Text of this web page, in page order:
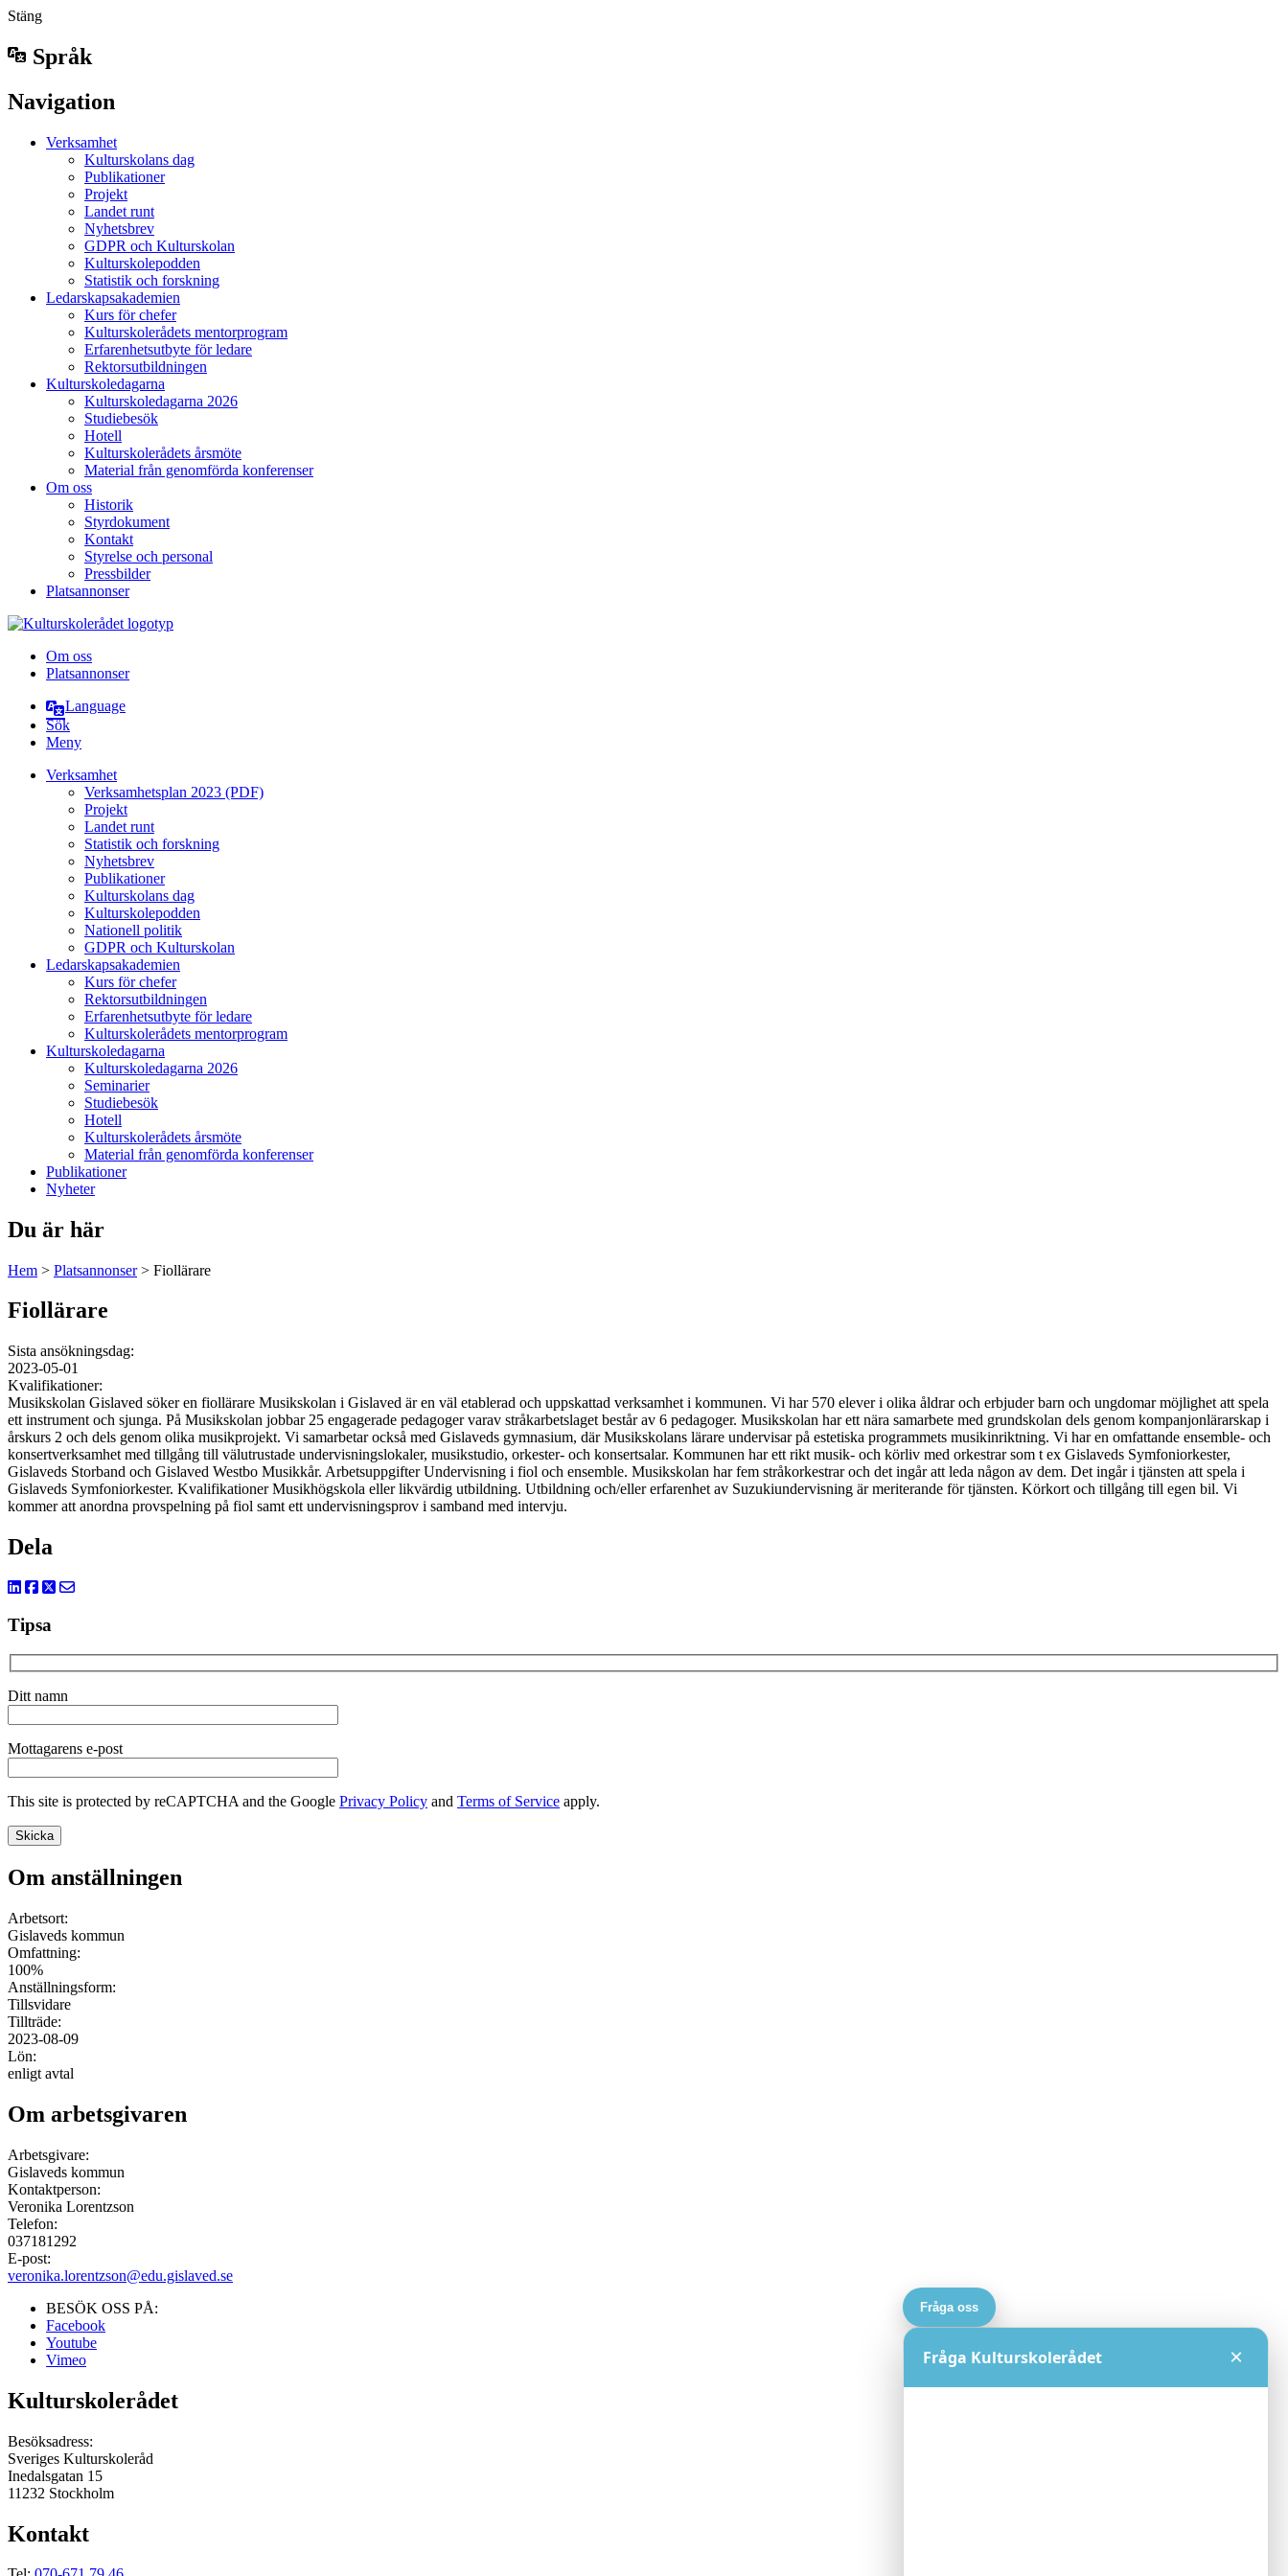
Stäng
Språk
Navigation
Verksamhet
Kulturskolans dag
Publikationer
Projekt
Landet runt
Nyhetsbrev
GDPR och Kulturskolan
Kulturskolepodden
Statistik och forskning
Ledarskapsakademien
Kurs för chefer
Kulturskolerådets mentorprogram
Erfarenhetsutbyte för ledare
Rektorsutbildningen
Kulturskoledagarna
Kulturskoledagarna 2026
Studiebesök
Hotell
Kulturskolerådets årsmöte
Material från genomförda konferenser
Om oss
Historik
Styrdokument
Kontakt
Styrelse och personal
Pressbilder
Platsannonser
Hoppa till innehållet
Om oss
Platsannonser
Language
Sök
Meny
Verksamhet
Verksamhetsplan 2023 (PDF)
Projekt
Landet runt
Statistik och forskning
Nyhetsbrev
Publikationer
Kulturskolans dag
Kulturskolepodden
Nationell politik
GDPR och Kulturskolan
Ledarskapsakademien
Kurs för chefer
Rektorsutbildningen
Erfarenhetsutbyte för ledare
Kulturskolerådets mentorprogram
Kulturskoledagarna
Kulturskoledagarna 2026
Seminarier
Studiebesök
Hotell
Kulturskolerådets årsmöte
Material från genomförda konferenser
Publikationer
Nyheter
Du är här
Hem > Platsannonser> Fiollärare
Fiollärare
Sista ansökningsdag:
2023-05-01
Kvalifikationer:
Musikskolan Gislaved söker en fiollärare Musikskolan i Gislaved är en väl etablerad och uppskattad verksamhet i kommunen. Vi har 570 elever i olika åldrar och erbjuder barn och ungdomar möjlighet att spela
ett instrument och sjunga. På Musikskolan jobbar 25 engagerade pedagoger varav stråkarbetslaget består av 6 pedagoger. Musikskolan har ett nära samarbete med grundskolan dels genom kompanjonlärarskap i
årskurs 2 och dels genom olika musikprojekt. Vi samarbetar också med Gislaveds gymnasium, där Musikskolans lärare undervisar på estetiska programmets musikinriktning. Vi har en omfattande ensemble- och
konsertverksamhet med tillgång till välutrustade undervisningslokaler, musikstudio, orkester- och konsertsalar. Kommunen har ett rikt musik- och körliv med orkestrar som t ex Gislaveds Symfoniorkester,
Gislaveds Storband och Gislaved Westbo Musikkår. Arbetsuppgifter Undervisning i fiol och ensemble. Musikskolan har fem stråkorkestrar och det ingår att leda någon av dem. Det ingår i tjänsten att spela i
Gislaveds Symfoniorkester. Kvalifikationer Musikhögskola eller likvärdig utbildning. Utbildning och/eller erfarenhet av Suzukiundervisning är meriterande för tjänsten. Körkort och tillgång till egen bil. Vi
kommer att anordna provspelning på fiol samt ett undervisningsprov i samband med intervju.
Dela
Tipsa
Ditt namn
Mottagarens e-post
This site is protected by reCAPTCHA and the Google Privacy Policy and Terms of Service apply.
Om anställningen
Arbetsort:
Gislaveds kommun
Omfattning:
100%
Anställningsform:
Tillsvidare
Tillträde:
2023-08-09
Lön:
enligt avtal
Om arbetsgivaren
Arbetsgivare:
Gislaveds kommun
Kontaktperson:
Veronika Lorentzson
Telefon:
037181292
E-post:
veronika.lorentzson@edu.gislaved.se
BESÖK OSS PÅ:
Facebook
Youtube
Vimeo
Kulturskolerådet
Besöksadress:
Sveriges Kulturskoleråd
Inedalsgatan 15
11232 Stockholm
Kontakt
Fråga oss
Fråga Kulturskolerådet ×